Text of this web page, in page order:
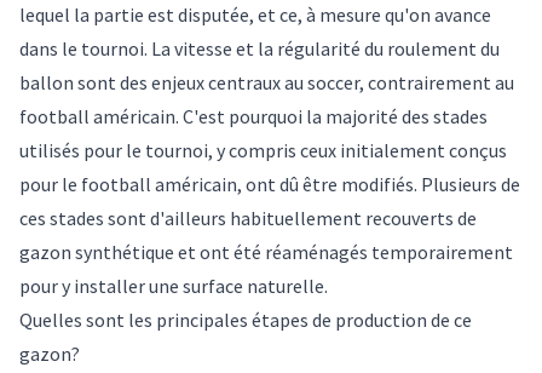
lequel la partie est disputée, et ce, à mesure qu'on avance
dans le tournoi. La vitesse et la régularité du roulement du
ballon sont des enjeux centraux au soccer, contrairement au
football américain. C'est pourquoi la majorité des stades
utilisés pour le tournoi, y compris ceux initialement conçus
pour le football américain, ont dû être modifiés. Plusieurs de
ces stades sont d'ailleurs habituellement recouverts de
gazon synthétique et ont été réaménagés temporairement
pour y installer une surface naturelle.
Quelles sont les principales étapes de production de ce
gazon?